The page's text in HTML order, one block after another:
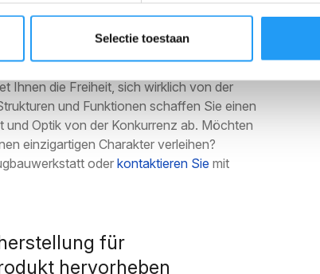
Selectie toestaan
bezahlt. Sie sind nicht an die
ist ein Gewinn, der Ihre
Ihnen die Freiheit, sich wirklich von der
und Funktionen schaffen Sie einen
Optik von der Konkurrenz ab. Möchten
einzigartigen Charakter verleihen?
oder kontaktieren Sie mit
für
hervorheben